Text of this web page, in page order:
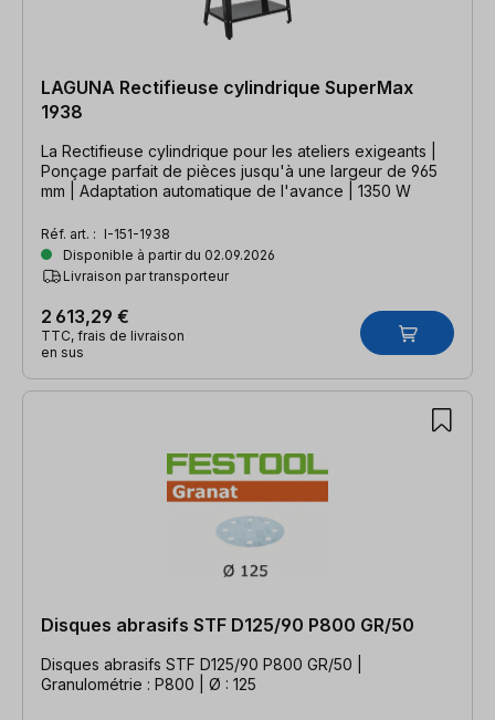
LAGUNA Rectifieuse cylindrique SuperMax
1938
La Rectifieuse cylindrique pour les ateliers exigeants |
Ponçage parfait de pièces jusqu'à une largeur de 965
mm | Adaptation automatique de l'avance | 1350 W
Réf. art. : I-151-1938
Disponible à partir du 02.09.2026
Livraison par transporteur
2 613,29 €
TTC, frais de livraison
en sus
Disques abrasifs STF D125/90 P800 GR/50
Disques abrasifs STF D125/90 P800 GR/50 |
Granulométrie : P800 | Ø : 125